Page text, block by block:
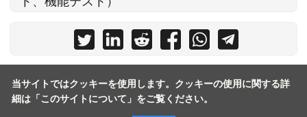
当サイトではクッキーを使用します。クッキーの使用に関する詳
細は「このサイトについて 」をご覧ください。